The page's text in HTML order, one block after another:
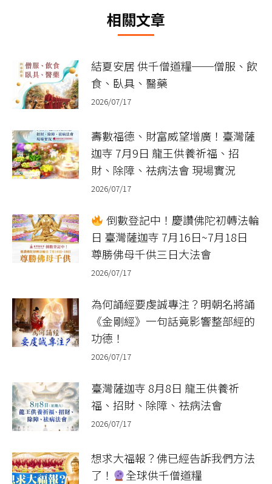
章：
相關文章
結夏安居 供千僧道糧──僧服、飲
食、臥具、醫藥
2026/07/17
壽數福德、財富威望增廣！臺灣薩
迦寺 7月9日 龍王供養祈福、招
財、除障、祛病法會 現場實況
2026/07/17
倒數登記中！慶讚佛陀初轉法輪
日 臺灣薩迦寺 7月16日~7月18日
尊勝佛母千供三日大法會
2026/07/17
為何誦經要虔誠專注？明朝名將誦
《金剛經》一句話竟影響整部經的
功德！
2026/07/17
臺灣薩迦寺 8月8日 龍王供養祈
福、招財、除障、祛病法會
2026/07/17
想求大福報？佛已經告訴我們方法
了！
全球供千僧道糧